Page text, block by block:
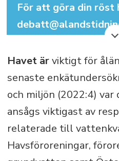
För att göra din röst
skriva under med
behöver dina
Din insändare får
3.000 tecken
Havet ärviktigt för
senaste
och miljön (2022:4)
ansågs viktigast av
relaterade till
Havsföroreningar,